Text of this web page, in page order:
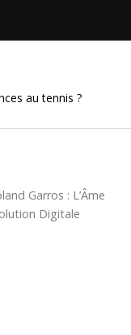
au tennis ?
Garros : L’Âme
Digitale